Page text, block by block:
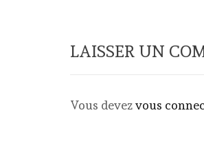
LAISSER UN
Vous devezvous